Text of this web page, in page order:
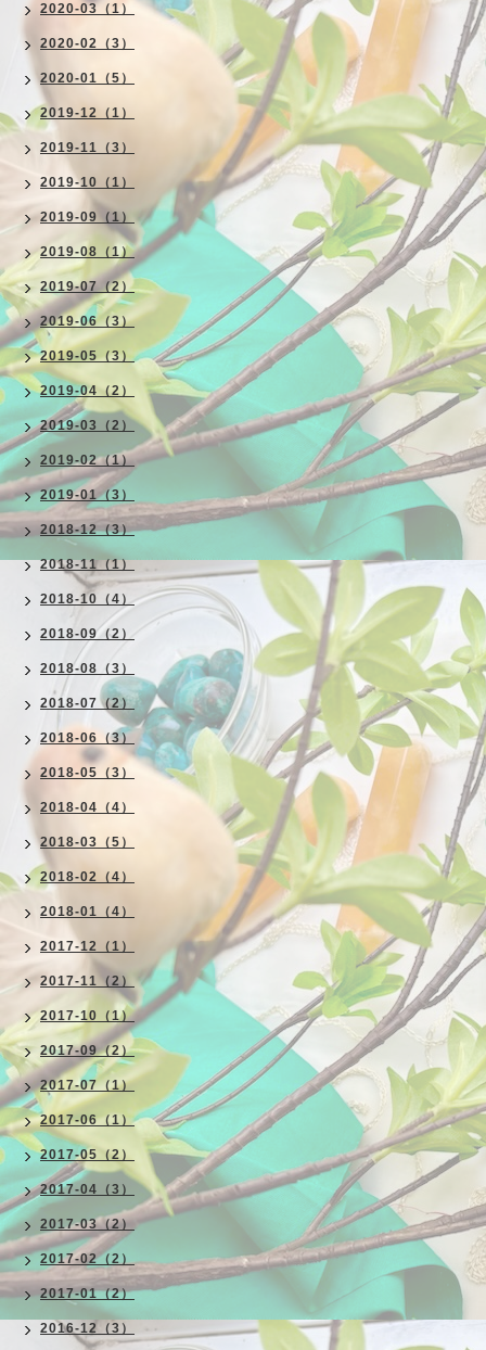
2020-03（1）
2020-02（3）
2020-01（5）
2019-12（1）
2019-11（3）
2019-10（1）
2019-09（1）
2019-08（1）
2019-07（2）
2019-06（3）
2019-05（3）
2019-04（2）
2019-03（2）
2019-02（1）
2019-01（3）
2018-12（3）
2018-11（1）
2018-10（4）
2018-09（2）
2018-08（3）
2018-07（2）
2018-06（3）
2018-05（3）
2018-04（4）
2018-03（5）
2018-02（4）
2018-01（4）
2017-12（1）
2017-11（2）
2017-10（1）
2017-09（2）
2017-07（1）
2017-06（1）
2017-05（2）
2017-04（3）
2017-03（2）
2017-02（2）
2017-01（2）
2016-12（3）